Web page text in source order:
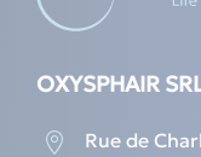
OXYSPHAIR
 Rue de